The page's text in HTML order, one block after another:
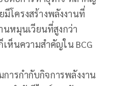
โครงสร้างพลังงานที่
นหมุนเวียนที่สูงกว่า
ห็นความสำคัญใน BCG
ารกำกับกิจการพลังงาน